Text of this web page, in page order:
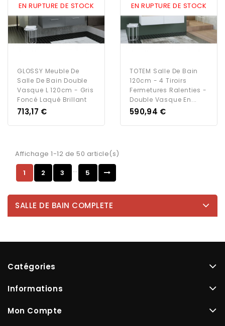
EN RUPTURE DE STOCK
GLOSSY Meuble De
Salle De Bain Double
Vasque L 120cm - Gris
Foncé Laqué Brillant
Prix
713,17 €
EN RUPTURE DE STOCK
TOTEM Salle De Bain
120cm - 4 Tiroirs
Fermetures Ralenties -
Double Vasque En...
Prix
590,94 €
Affichage 1-12 de 50 article(s)
1
2 3 … 5
SALLE DE BAIN COMPLETE
Catégories
Informations
Mon Compte